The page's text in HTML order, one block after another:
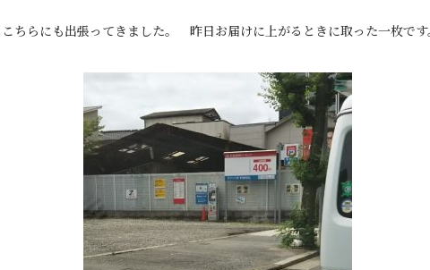
ちらにも出張ってきました。 昨日お届けに上がるときに取った一枚